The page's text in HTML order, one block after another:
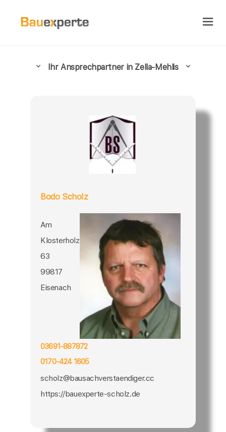
Ihr Ansprechpartner in Zella-Mehlis
Bodo Scholz
Am
Klosterholz
63
99817
Eisenach
03691-887872
0170-424 1605
scholz@bausachverstaendiger.cc
https://bauexperte-scholz.de